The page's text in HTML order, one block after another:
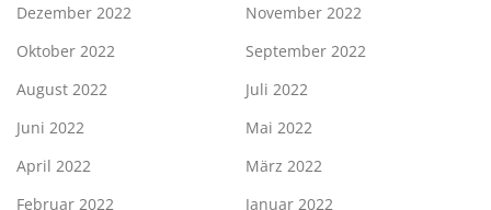
Dezember 2022
November 2022
Oktober 2022
September 2022
August 2022
Juli 2022
Juni 2022
Mai 2022
April 2022
März 2022
Februar 2022
Januar 2022